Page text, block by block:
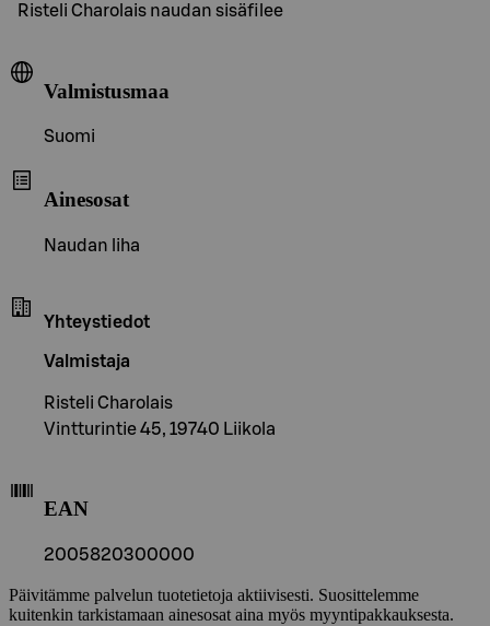
Risteli Charolais naudan sisäfilee
Valmistusmaa
Suomi
Ainesosat
Naudan liha
Yhteystiedot
Valmistaja
Risteli Charolais
Vintturintie 45, 19740 Liikola
EAN
2005820300000
Päivitämme palvelun tuotetietoja aktiivisesti. Suosittelemme
kuitenkin tarkistamaan ainesosat aina myös myyntipakkauksesta.